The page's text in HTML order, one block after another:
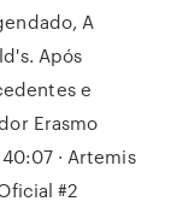
A
Após
e
Erasmo
· Artemis
#2